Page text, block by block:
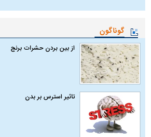
گوناگون
از بین بردن حشرات برنج
تاثیر استرس بر بدن